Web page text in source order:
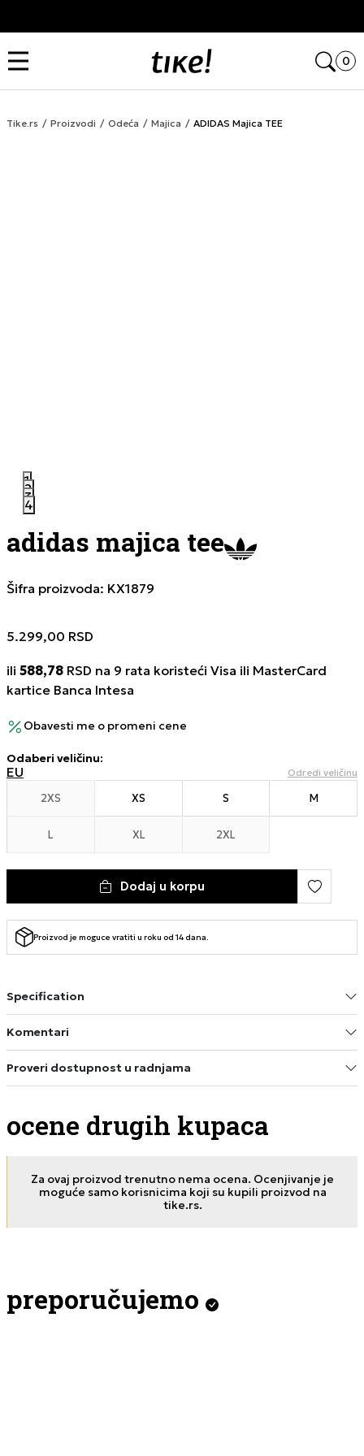
0
Tike.rs Proizvodi Odeća Majica ADIDAS Majica TEE
1
2
3
4
adidas majica tee
Šifra proizvoda: KX1879
5.299,00 RSD
ili 588,78 RSD na 9 rata koristeći Visa ili MasterCard
kartice Banca Intesa
Obavesti me o promeni cene
Odaberi veličinu:
EU Odredi veličinu
2XS XS S M
L XL 2XL
Dodaj u korpu
Proizvod je moguce vratiti u roku od 14 dana.
Specification
Komentari
Proveri dostupnost u radnjama
ocene drugih kupaca
Za ovaj proizvod trenutno nema ocena. Ocenjivanje je
moguće samo korisnicima koji su kupili proizvod na
tike.rs.
preporučujemo